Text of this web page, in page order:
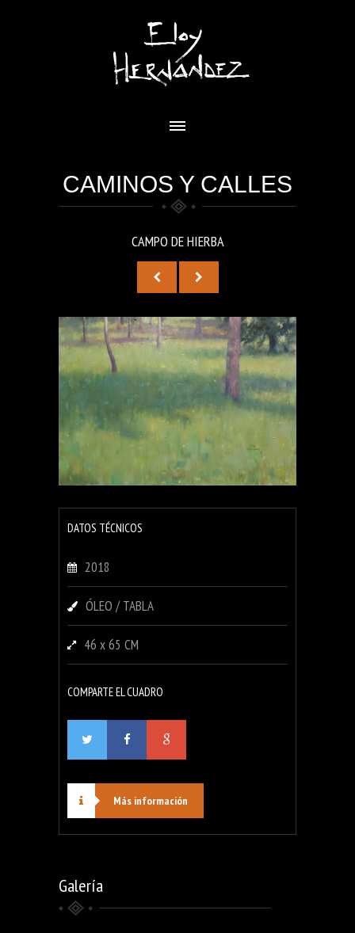
CAMINOS Y CALLES
CAMPO DE HIERBA
DATOS TÉCNICOS
2018
ÓLEO / TABLA
46 x 65 CM
COMPARTE EL CUADRO
Más información
Galería